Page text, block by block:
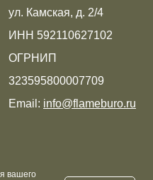
ул. Камская, д. 2/4
ИНН 592110627102
ОГРНИП
323595800007709
Email: info@flameburo.ru
вашего